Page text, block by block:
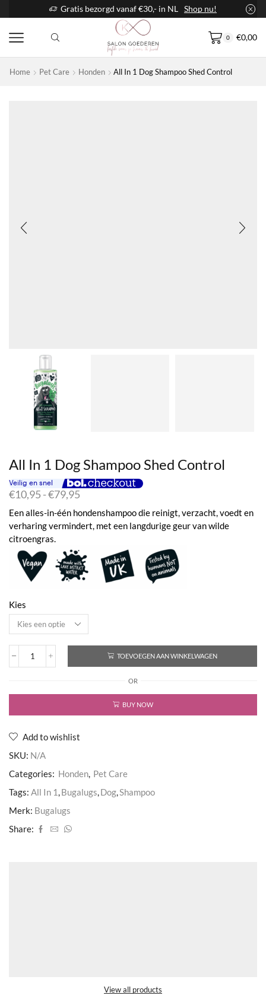
Gratis bezorgd vanaf €30,- in NL Shop nu!
0 €0,00
Home Pet Care Honden All In 1 Dog Shampoo Shed Control
All In 1 Dog Shampoo Shed Control
€10,95 -€79,95
tot
€79,95
Een alles-in-één hondenshampoo die reinigt, verzacht, voedt en
verharing vermindert, met een langdurige geur van wilde
citroengras.
Kies
All
Dog
Shed
aantal
TOEVOEGEN AAN WINKELWAGEN
OR
BUY NOW
Add to wishlist
SKU: N/A
Categories: Honden, Pet Care
Tags: All In 1,Bugalugs,Dog,Shampoo
Merk: Bugalugs
Share:
View all products